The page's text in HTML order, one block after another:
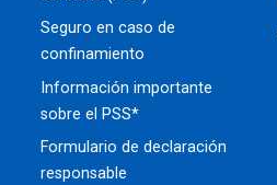
Seguro en caso de
confinamiento
Información importante
sobre el PSS*
Formulario de declaración
responsable